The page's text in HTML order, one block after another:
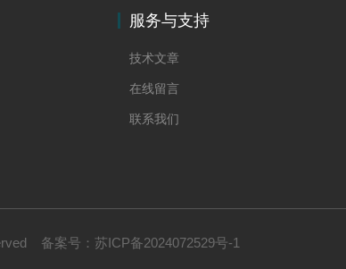
服务与支持
技术文章
在线留言
联系我们
备案号： 苏ICP备2024072529号-1